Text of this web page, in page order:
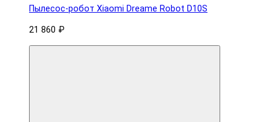
Пылесос-робот Xiaomi Dreame Robot D10S
21 860 ₽